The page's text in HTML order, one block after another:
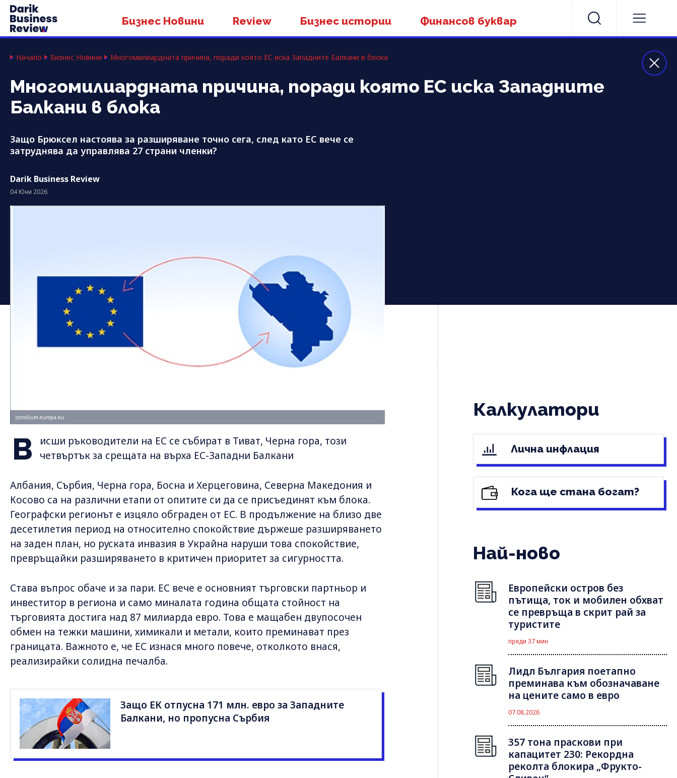
Бизнес Новини Review Бизнес истории Финансов буквар
Начало Бизнес Новини Mногомилиардната причина, поради която ЕС иска Западните Балкани в блока
Mногомилиардната причина, поради която ЕС иска Западните
Балкани в блока
Защо Брюксел настоява за разширяване точно сега, след като ЕС вече се
затруднява да управлява 27 страни членки?
Darik Business Review
04 Юни 2026
consilium.europa.eu
В
исши ръководители на ЕС се събират в Тиват, Черна гора, този
четвъртък за срещата на върха ЕС-Западни Балкани
Албания, Сърбия, Черна гора, Босна и Херцеговина, Северна Македония и
Косово са на различни етапи от опитите си да се присъединят към блока.
Географски регионът е изцяло обграден от ЕС. В продължение на близо две
десетилетия период на относително спокойствие държеше разширяването
на заден план, но руската инвазия в Украйна наруши това спокойствие,
превръщайки разширяването в критичен приоритет за сигурността.
Става въпрос обаче и за пари. ЕС вече е основният търговски партньор и
инвеститор в региона и само миналата година общата стойност на
търговията достига над 87 милиарда евро. Това е мащабен двупосочен
обмен на тежки машини, химикали и метали, които преминават през
границата. Важното е, че ЕС изнася много повече, отколкото внася,
реализирайки солидна печалба.
Защо ЕК отпусна 171 млн. евро за Западните
Балкани, но пропусна Сърбия
Калкулатори
Лична инфлация
Кога ще стана богат?
Най-ново
Европейски остров без
пътища, ток и мобилен обхват
се превръща в скрит рай за
туристите
преди 37 мин
Лидл България поетапно
преминава към обозначаване
на цените само в евро
07.08.2026
357 тона праскови при
капацитет 230: Рекордна
реколта блокира „Фрукто-